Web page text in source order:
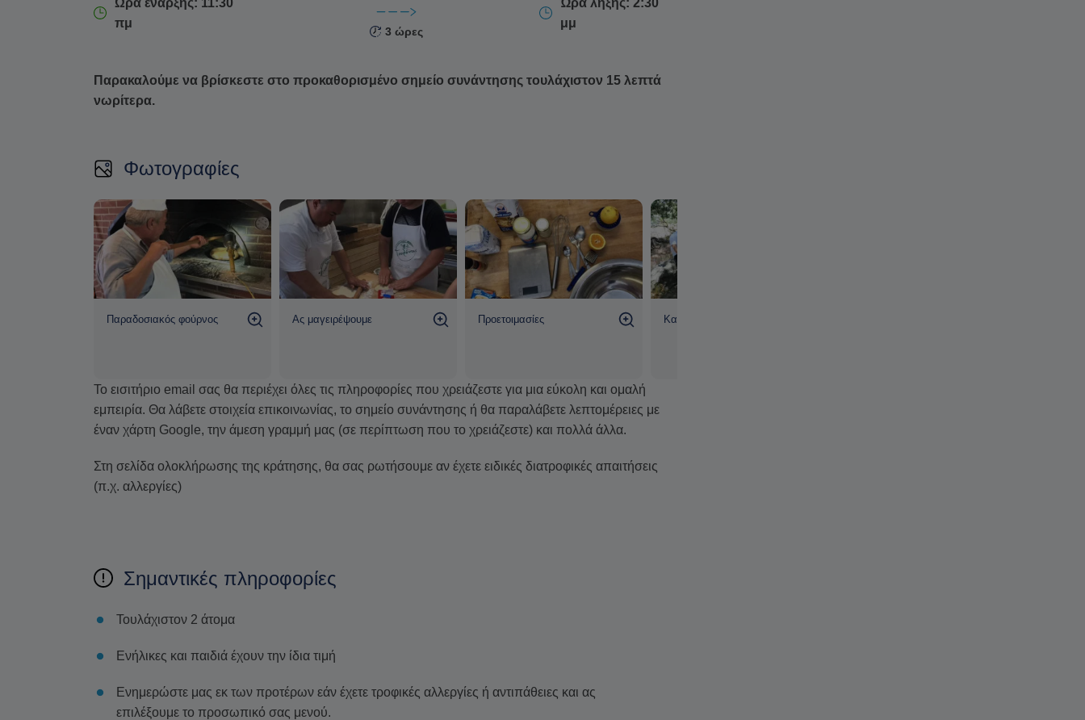
Ωρα έναρξης: 11:30
πμ
3 ώρες
Ώρα λήξης: 2:30
μμ
Παρακαλούμε να βρίσκεστε στο προκαθορισμένο σημείο συνάντησης τουλάχιστον 15 λεπτά
νωρίτερα.
Φωτογραφίες
Παραδοσιακός φούρνος Ας μαγειρέψουμε Προετοιμασίες Καλή διασκέδαση!
Το εισιτήριο email σας θα περιέχει όλες τις πληροφορίες που χρειάζεστε για μια εύκολη και ομαλή
εμπειρία. Θα λάβετε στοιχεία επικοινωνίας, το σημείο συνάντησης ή θα παραλάβετε λεπτομέρειες με
έναν χάρτη Google, την άμεση γραμμή μας (σε περίπτωση που το χρειάζεστε) και πολλά άλλα.
Στη σελίδα ολοκλήρωσης της κράτησης, θα σας ρωτήσουμε αν έχετε ειδικές διατροφικές απαιτήσεις
(π.χ. αλλεργίες)
Σημαντικές πληροφορίες
Τουλάχιστον 2 άτομα
Ενήλικες και παιδιά έχουν την ίδια τιμή
Ενημερώστε μας εκ των προτέρων εάν έχετε τροφικές αλλεργίες ή αντιπάθειες και ας
επιλέξουμε το προσωπικό σας μενού.